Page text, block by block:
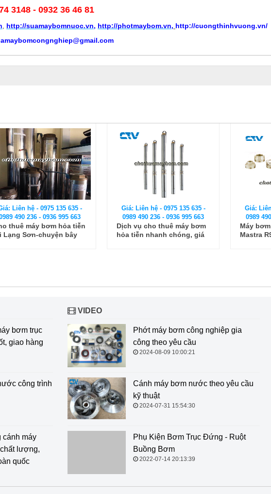
3148 - 0932 36 46 81
http://suamaybomnuoc.vn, http://photmaybom.vn, http://cuongthinhvuong.vn/
Liên hệ - 0975 135 635 -
490 236 - 0936 995 663
vụ cho thuê máy bơm
tiễn nhanh chóng, giá
Giá: Liên hệ - 0975 135 635 -
0989 490 236 - 0936 995 663
Máy bơm chìm hỏa tiễn
Mastra R95
Giá:
0989
Cường
thuê
bơm trục
giao hàng
suất lớn
cánh máy
lượng,
quốc
VIDEO
Phớt máy bơm công nghiệp gia
công theo yêu cầu
2024-08-09 10:00:21
Cánh máy bơm nước theo yêu cầu
kỹ thuật
2024-07-31 15:54:30
Phụ Kiện Bơm Trục Đứng - Ruột Buồng Bơm